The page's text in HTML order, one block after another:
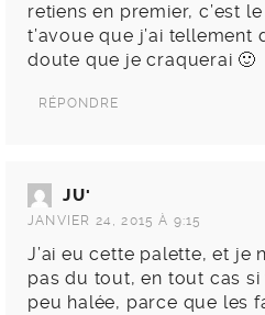
retiens en premier, c’est
t’avoue que j’ai tellement
doute que je craquerai 🙂
RÉPONDRE
JU'
JANVIER 24, 2015 À 9:15
J’ai eu cette palette, et je
pas du tout, en tout cas
peu halée, parce que les